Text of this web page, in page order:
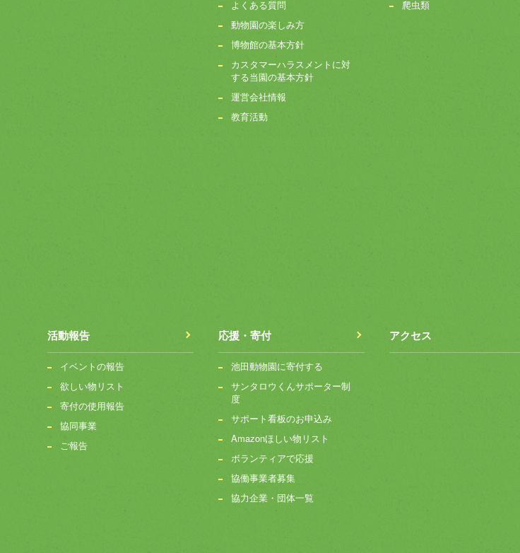
よくある質問
動物園の楽しみ方
博物館の基本方針
カスタマーハラスメントに対
する当園の基本方針
運営会社情報
教育活動
爬虫類
活動報告
イベントの報告
欲しい物リスト
寄付の使用報告
協同事業
ご報告
応援・寄付
池田動物園に寄付する
サンタロウくんサポーター制
度
サポート看板のお申込み
Amazonほしい物リスト
ボランティアで応援
協働事業者募集
協力企業・団体一覧
アクセス